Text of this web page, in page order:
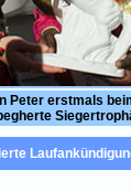
Peter erstmals